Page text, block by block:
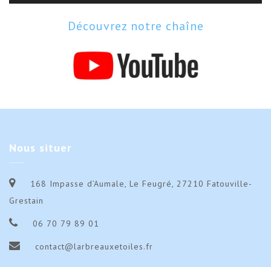
Découvrez notre chaîne
Nous situer
168 Impasse d’Aumale, Le Feugré, 27210 Fatouville-
Grestain
06 70 79 89 01
contact@larbreauxetoiles.fr